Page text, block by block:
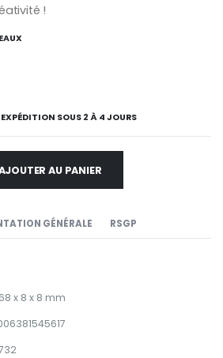
!
SOUS 2 À 4 JOURS
AU PANIER
GÉNÉRALE RSGP
x 8 x 8 mm